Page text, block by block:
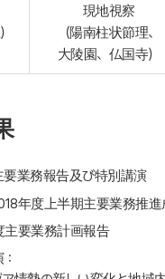
現地視察
（陽南柱状節理、
大陵園、仏国寺）
要業務報告及び特別講演
年度上半期主要業務推
主要業務計画報告